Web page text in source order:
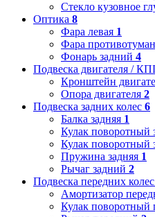
Стекло кузовное
Оптика 8
Фара левая 1
Фара
Фонарь задний 4
Подвеска двигателя /
Кронштейн
Опора двигателя 2
Подвеска задних колес 6
Балка задняя 1
Кулак поворотный
Кулак поворотный
Пружина задняя 1
Рычаг задний 2
Подвеска передних колес
Амортизатор
Кулак поворотный